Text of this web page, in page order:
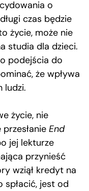
o
czas będzie
życie, może nie
studia dla dzieci.
podejścia do
że wpływa
ludzi.
życie, nie
End
jej lekturze
przynieść
wziął kredyt na
spłacić, jest od